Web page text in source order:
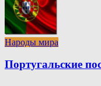
Народы мира
Португальские